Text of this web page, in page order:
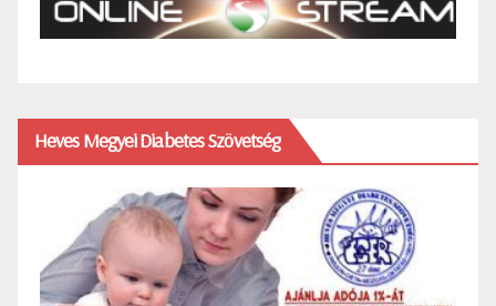
Heves Megyei Diabetes Szövetség